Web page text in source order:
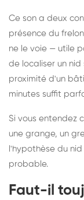
Ce son a deux
présence du
ne le voie — utile
de localiser un
proximité d'un
minutes suffit
Si vous entendez
une grange, un
l'hypothèse du
probable.
Faut-il